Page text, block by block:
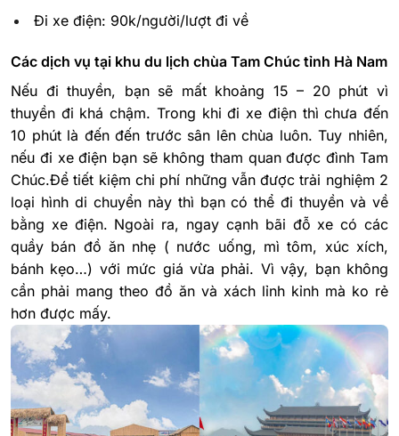
Đi xe điện: 90k/người/lượt đi về
Các dịch vụ tại khu du lịch chùa Tam Chúc tỉnh Hà Nam
Nếu đi thuyền, bạn sẽ mất khoảng 15 – 20 phút vì
thuyền đi khá chậm. Trong khi đi xe điện thì chưa đến
10 phút là đến đến trước sân lên chùa luôn. Tuy nhiên,
nếu đi xe điện bạn sẽ không tham quan được đình Tam
Chúc.Để tiết kiệm chi phí những vẫn được trải nghiệm 2
loại hình di chuyển này thì bạn có thể đi thuyền và về
bằng xe điện. Ngoài ra, ngay cạnh bãi đỗ xe có các
quầy bán đồ ăn nhẹ ( nước uống, mì tôm, xúc xích,
bánh kẹo…) với mức giá vừa phải. Vì vậy, bạn không
cần phải mang theo đồ ăn và xách lỉnh kỉnh mà ko rẻ
hơn được mấy.